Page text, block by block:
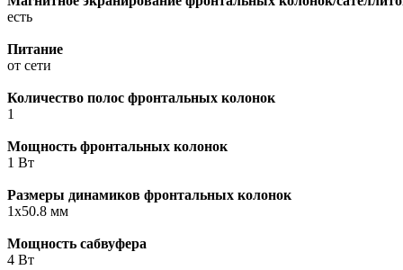
есть
Питание
от сети
Количество полос фронтальных колонок
1
Мощность фронтальных колонок
1 Вт
Размеры динамиков фронтальных колонок
1x50.8 мм
Мощность сабвуфера
4 Вт